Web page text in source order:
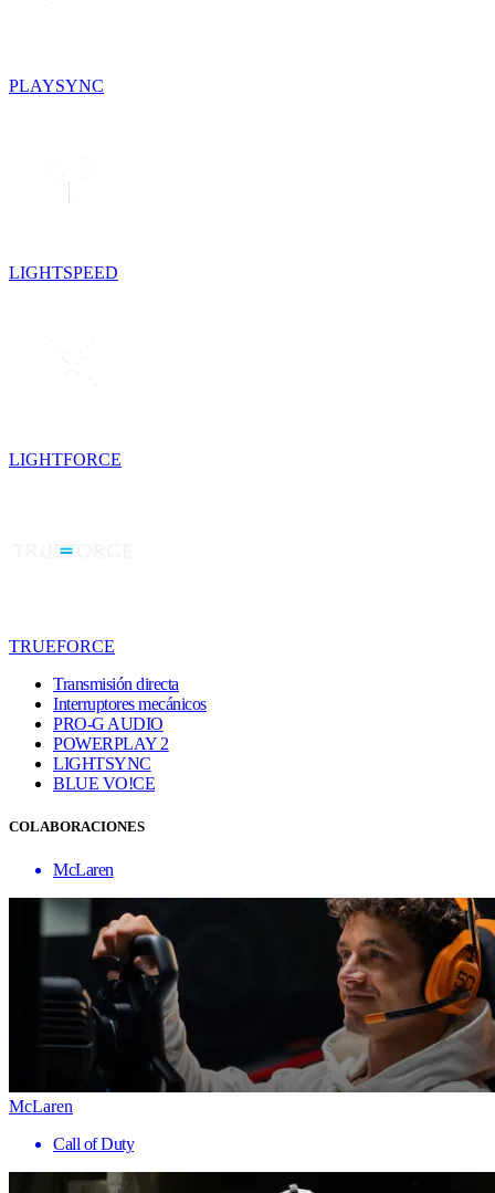
PLAYSYNC
LIGHTSPEED
LIGHTFORCE
TRUEFORCE
Transmisión directa
Interruptores mecánicos
PRO-G AUDIO
POWERPLAY 2
LIGHTSYNC
BLUE VO!CE
COLABORACIONES
McLaren
McLaren
Call of Duty